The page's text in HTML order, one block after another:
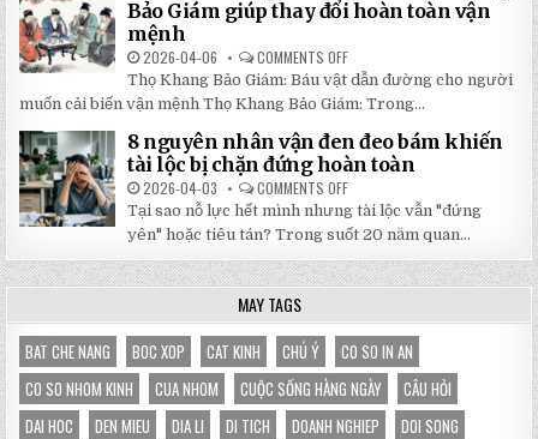
NHẬT
3X3M
LỰA
HOÀN
HẢO
CHO
HÀNG
CỦA
BẠN
Bảo Giám giúp thay đổi hoàn toàn vận
mệnh
2026-04-06 COMMENTS OFF
5
BÀI
HỌC
XƯƠNG
MÁU
TỪ
SÁCH
THỌ
BẢO
GIÁM
GIÚP
THAY
ĐỔI
HOÀN
TOÀN
Thọ Khang Bảo Giám: Báu vật dẫn đường cho người
muốn cải biến vận mệnh Thọ Khang Bảo Giám: Trong...
8 nguyên nhân vận đen đeo bám khiến
tài lộc bị chặn đứng hoàn toàn
2026-04-03 COMMENTS OFF
NGUYÊN
NHÂN
VẬN
ĐEN
ĐEO
BÁM
LỘC
BỊ
CHẶN
ĐỨNG
HOÀN
TOÀN
Tại sao nỗ lực hết mình nhưng tài lộc vẫn "đứng
yên" hoặc tiêu tán? Trong suốt 20 năm quan...
MAY TAGS
BAT CHE NANG BOC XOP CAT KINH CHÚ Ý
CO SO IN AN
CO SO NHOM KINH
CUA NHOM CUỘC SỐNG HÀNG NGÀY
CÂU HỎI
DAI HOC
DEN MIEU DIA LI DI TICH DOANH NGHIEP
DOI SONG